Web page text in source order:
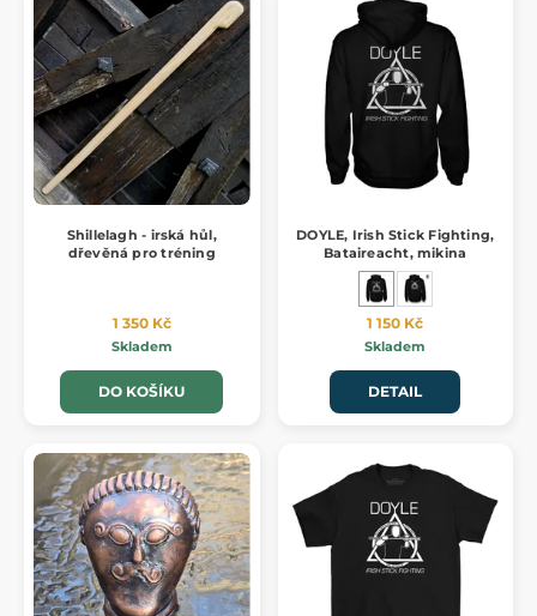
Shillelagh - irská hůl,
dřevěná pro tréning
1 350 Kč
Skladem
DO KOŠÍKU
DOYLE, Irish Stick Fighting,
Bataireacht, mikina
1 150 Kč
Skladem
DETAIL